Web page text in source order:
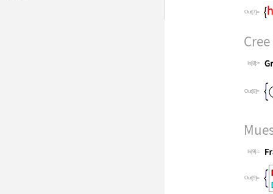
Out[7]=
Cree
In[8]:=
Out[8]=
In[9]:=
Out[9]=